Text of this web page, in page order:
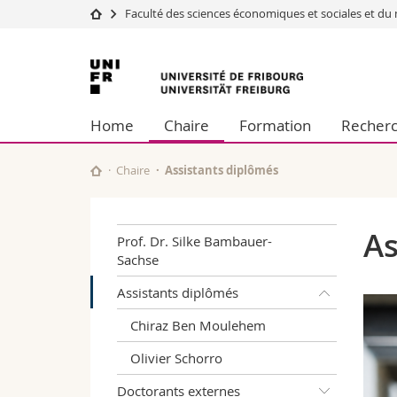
Université
Recherche
Université
Formation continue
Sciences
Lettres et
Faculté des sciences économiques et sociales et
Université
de
Fribourg
Home Chaire Formation
Chaire Assistants diplômés
Prof. Dr. Silke Bambauer-
Sachse
Assistants diplômés
Chiraz Ben Moulehem
Olivier Schorro
Doctorants externes